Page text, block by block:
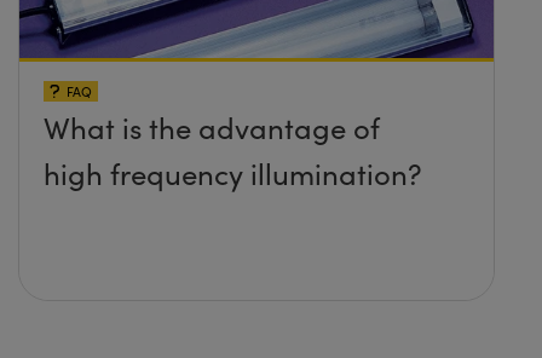
FAQ
What is the advantage of
high frequency illumination?